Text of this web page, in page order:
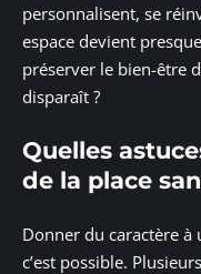
personnalisent, se
espace devient
préserver le bien-être
disparaît ?
Quelles
de la place
Donner du caractère à
c’est possible.